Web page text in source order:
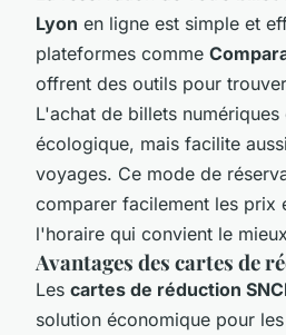
Lyon en ligne est simple et
plateformes comme
offrent des outils pour
L'achat de billets numériques
écologique, mais facilite
voyages. Ce mode de
comparer facilement les prix
l'horaire qui convient le
Avantages des cartes de
Les cartes de réduction
solution économique pour